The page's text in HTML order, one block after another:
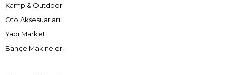
Kamp & Outdoor
Oto Aksesuarları
Yapı Market
Bahçe Makineleri